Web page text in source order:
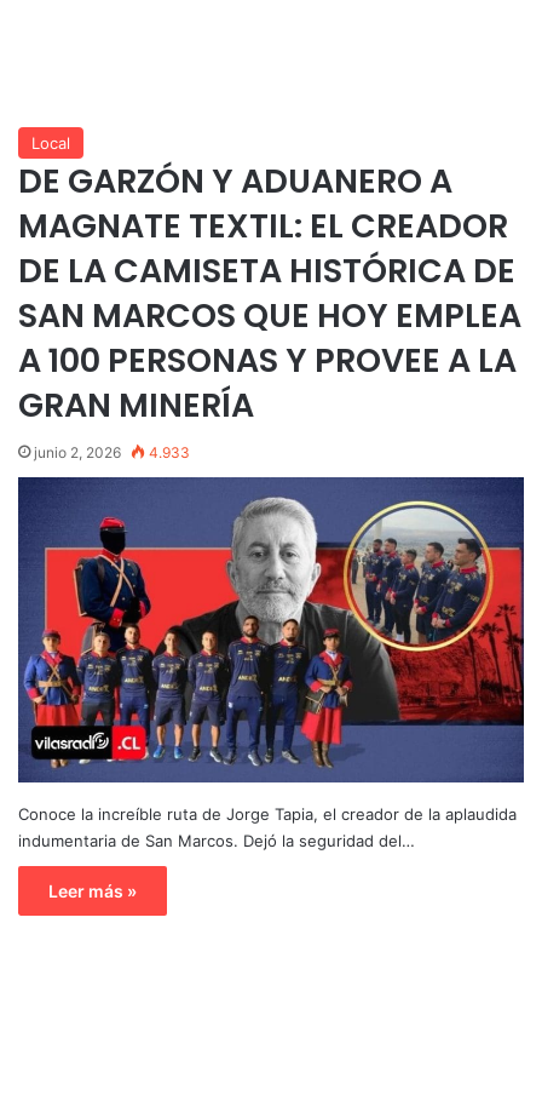
Local
DE GARZÓN Y ADUANERO A
MAGNATE TEXTIL: EL CREADOR
DE LA CAMISETA HISTÓRICA DE
SAN MARCOS QUE HOY EMPLEA
A 100 PERSONAS Y PROVEE A LA
GRAN MINERÍA
junio 2, 2026 4.933
Conoce la increíble ruta de Jorge Tapia, el creador de la aplaudida
indumentaria de San Marcos. Dejó la seguridad del…
Leer más »